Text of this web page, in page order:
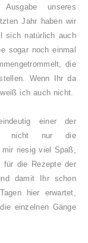
unseres
Jahr haben wir
sich natürlich auch
sogar noch einmal
die
Wenn Ihr da
ich auch nicht.
einer der
nicht nur die
riesig viel Spaß,
für die Rezepte der
damit Ihr schon
hier erwartet,
einzelnen Gänge